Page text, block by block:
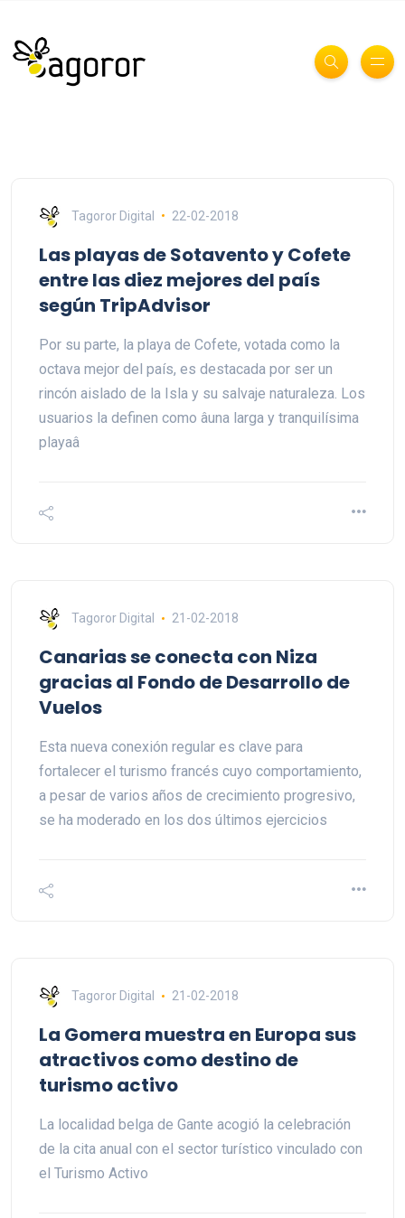
Tagoror Digital 22-02-2018
Las playas de Sotavento y Cofete
entre las diez mejores del país
según TripAdvisor
Por su parte, la playa de Cofete, votada como la
octava mejor del país, es destacada por ser un
rincón aislado de la Isla y su salvaje naturaleza. Los
usuarios la definen como âuna larga y tranquilísima
playaâ
Tagoror Digital 21-02-2018
Canarias se conecta con Niza
gracias al Fondo de Desarrollo de
Vuelos
Esta nueva conexión regular es clave para
fortalecer el turismo francés cuyo comportamiento,
a pesar de varios años de crecimiento progresivo,
se ha moderado en los dos últimos ejercicios
Tagoror Digital 21-02-2018
La Gomera muestra en Europa sus
atractivos como destino de
turismo activo
La localidad belga de Gante acogió la celebración
de la cita anual con el sector turístico vinculado con
el Turismo Activo